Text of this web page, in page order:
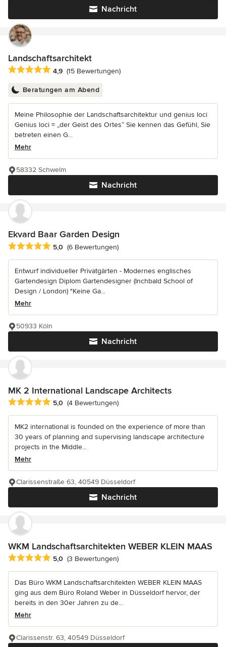
Nachricht
Landschaftsarchitekt
Durchschnittliche Bewertung: 4.9 von 5 Sternen
4,9 (15 Bewertungen)
Beratungen am Abend
Meine Philosophie der Landschaftsarchitektur und genius loci
Genius loci = „der Geist des Ortes“ Sie kennen das Gefühl, Sie
betreten einen G...
Mehr
Nachricht
58332 Schwelm
Ekvard Baar Garden Design
Durchschnittliche Bewertung: 5 von 5 Sternen
5,0 (6 Bewertungen)
Entwurf individueller Privatgärten - Modernes englisches
Gartendesign Diplom Gartendesigner (Inchbald School of
Design / London) "Keine Ga...
Mehr
Nachricht
50933 Köln
MK 2 International Landscape Architects
Durchschnittliche Bewertung: 5 von 5 Sternen
5,0 (4 Bewertungen)
MK2 international is founded on the experience of more than
30 years of planning and supervising landscape architecture
projects in the Middle...
Mehr
Nachricht
Clarissenstraße 63, 40549 Düsseldorf
WKM Landschaftsarchitekten WEBER KLEIN MAAS
Durchschnittliche Bewertung: 5 von 5 Sternen
5,0 (3 Bewertungen)
Das Büro WKM Landschaftsarchitekten WEBER KLEIN MAAS
ging aus dem Büro Roland Weber in Düsseldorf hervor, der
bereits in den 30er Jahren zu de...
Mehr
Clarissenstr. 63, 40549 Düsseldorf